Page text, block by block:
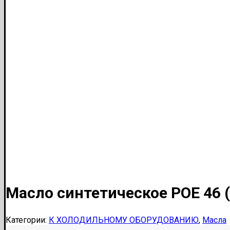
Масло синтетическое POE 46
Категории: К ХОЛОДИЛЬНОМУ ОБОРУДОВАНИЮ, Масла